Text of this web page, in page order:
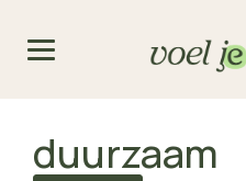
duurzaam